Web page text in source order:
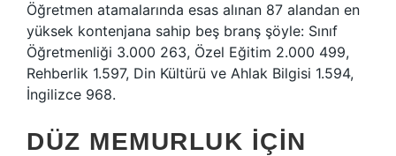
Öğretmen atamalarında esas alınan 87 alandan en
yüksek kontenjana sahip beş branş şöyle: Sınıf
Öğretmenliği 3.000 263, Özel Eğitim 2.000 499,
Rehberlik 1.597, Din Kültürü ve Ahlak Bilgisi 1.594,
İngilizce 968.
DÜZ MEMURLUK IÇIN